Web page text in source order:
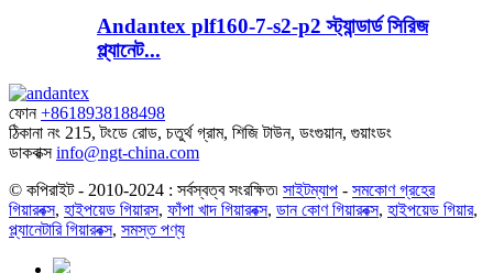
Andantex plf160-7-s2-p2 স্ট্যান্ডার্ড সিরিজ
প্ল্যানেট...
ফোন +8618938188498
ঠিকানা নং 215, টংডে রোড, চতুর্থ গ্রাম, শিজি টাউন, ডংগুয়ান, গুয়াংডং
ডাকবাক্স info@ngt-china.com
© কপিরাইট - 2010-2024 : সর্বস্বত্ব সংরক্ষিত৷ সাইটম্যাপ - সমকোণ গ্রহের
গিয়ারবক্স, হাইপয়েড গিয়ারস, ফাঁপা খাদ গিয়ারবক্স, ডান কোণ গিয়ারবক্স, হাইপয়েড গিয়ার,
প্ল্যানেটারি গিয়ারবক্স, সমস্ত পণ্য